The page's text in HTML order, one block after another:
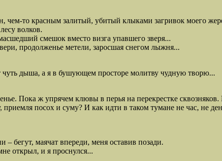
то красным залитый, убитый клыками загривок моего
волков.
смешок вместо визга упавшего зверя...
продолженье метели, заросшая снегом лыжня...
чуть дыша, а я в бушующем просторе молитву чудную творю...
Пока ж упрячем клювы в перья на перекрестке
посох и суму? И как идти в таком тумане не час, не
бегут, маячат впереди, меня оставив позади.
открыл, и я проснулся...